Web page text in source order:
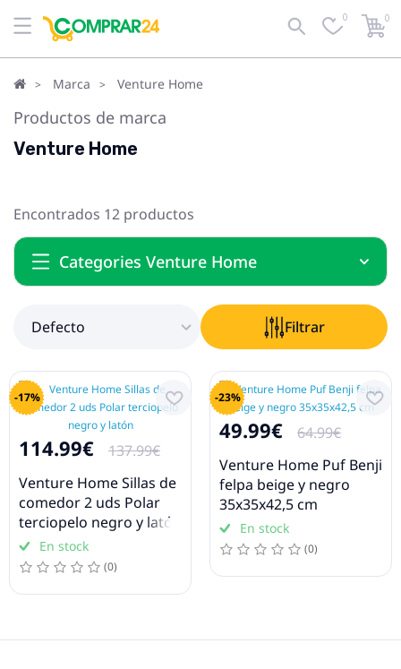
Defecto Filtrar 0 0
Marca Venture Home
Productos de marca
Venture Home
Encontrados 12 productos
Categories Venture Home
Defecto Filtrar
-17%
114.99€
137.99€
Venture Home Sillas de
comedor 2 uds Polar
terciopelo negro y latón
En stock
(0)
-23%
49.99€
64.99€
Venture Home Puf Benji
felpa beige y negro
35x35x42,5 cm
En stock
(0)